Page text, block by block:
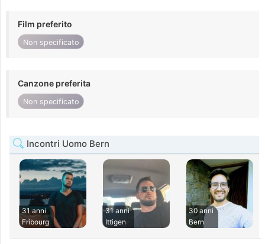
Film preferito
Non specificato
Canzone preferita
Non specificato
Incontri Uomo Bern
31 anni
Fribourg
31 anni
Ittigen
30 anni
Bern